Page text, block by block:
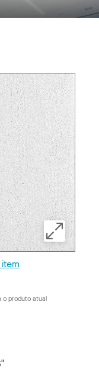
o produto atual